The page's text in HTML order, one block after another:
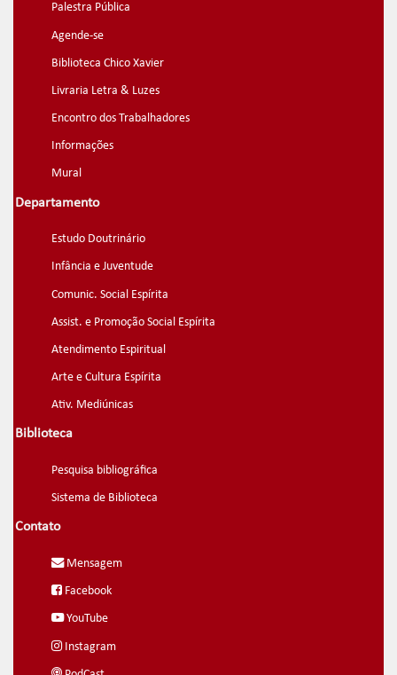
Palestra Pública
Agende-se
Biblioteca Chico Xavier
Livraria Letra & Luzes
Encontro dos Trabalhadores
Informações
Mural
Departamento
Estudo Doutrinário
Infância e Juventude
Comunic. Social Espírita
Assist. e Promoção Social Espírita
Atendimento Espiritual
Arte e Cultura Espírita
Ativ. Mediúnicas
Biblioteca
Pesquisa bibliográfica
Sistema de Biblioteca
Contato
Mensagem
Facebook
YouTube
Instagram